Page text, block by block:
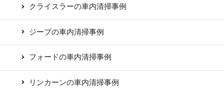
クライスラーの車内清掃事例
ジープの車内清掃事例
フォードの車内清掃事例
リンカーンの車内清掃事例